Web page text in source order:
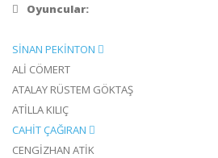
Oyuncular:
SİNAN PEKİNTON
ALİ CÖMERT
ATALAY RÜSTEM GÖKTAŞ
ATİLLA KILIÇ
CAHİT ÇAĞIRAN
CENGİZHAN ATİK